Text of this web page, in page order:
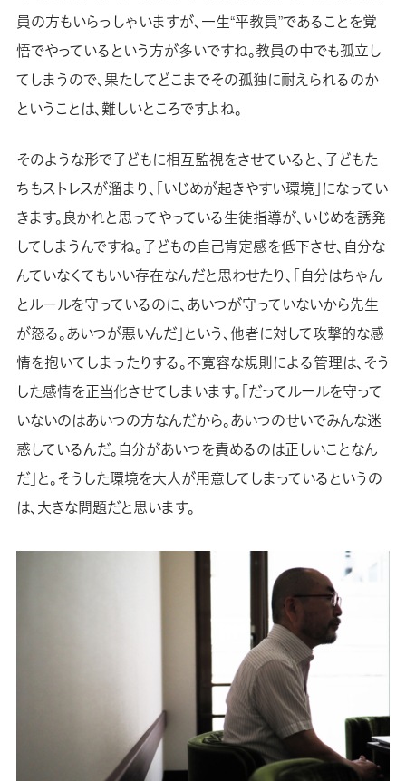
員の方もいらっしゃいますが、一生“平教員”であることを覚
悟でやっているという方が多いですね。教員の中でも孤立し
てしまうので、果たしてどこまでその孤独に耐えられるのか
ということは、難しいところですよね。
そのような形で子どもに相互監視をさせていると、子どもた
ちもストレスが溜まり、「いじめが起きやすい環境」になってい
きます。良かれと思ってやっている生徒指導が、いじめを誘発
してしまうんですね。子どもの自己肯定感を低下させ、自分な
んていなくてもいい存在なんだと思わせたり、「自分はちゃん
とルールを守っているのに、あいつが守っていないから先生
が怒る。あいつが悪いんだ」という、他者に対して攻撃的な感
情を抱いてしまったりする。不寛容な規則による管理は、そう
した感情を正当化させてしまいます。「だってルールを守って
いないのはあいつの方なんだから。あいつのせいでみんな迷
惑しているんだ。自分があいつを責めるのは正しいことなん
だ」と。そうした環境を大人が用意してしまっているというの
は、大きな問題だと思います。